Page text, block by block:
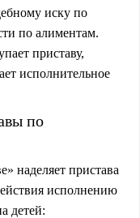
иску по
по алиментам.
приставу,
исполнительное
по
наделяет пристава
исполнению
детей: